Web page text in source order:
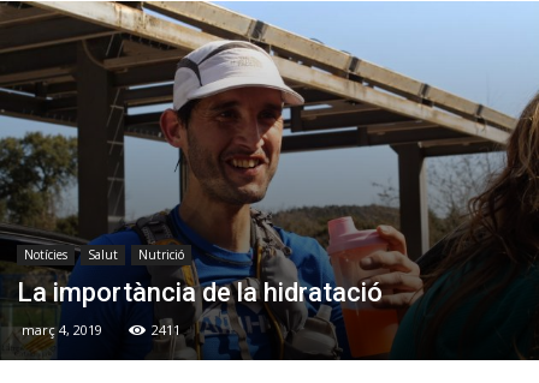
Notícies Salut Nutrició
La importància de la hidratació
març 4, 2019 2411